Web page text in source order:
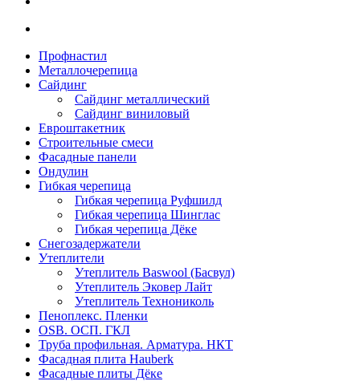
Профнастил
Металлочерепица
Сайдинг
Сайдинг металлический
Сайдинг виниловый
Евроштакетник
Строительные смеси
Фасадные панели
Ондулин
Гибкая черепица
Гибкая черепица Руфшилд
Гибкая черепица Шинглас
Гибкая черепица Дёке
Снегозадержатели
Утеплители
Утеплитель Baswool (Басвул)
Утеплитель Эковер Лайт
Утеплитель Технониколь
Пеноплекс. Пленки
OSB. ОСП. ГКЛ
Труба профильная. Арматура. НКТ
Фасадная плита Hauberk
Фасадные плиты Дёке